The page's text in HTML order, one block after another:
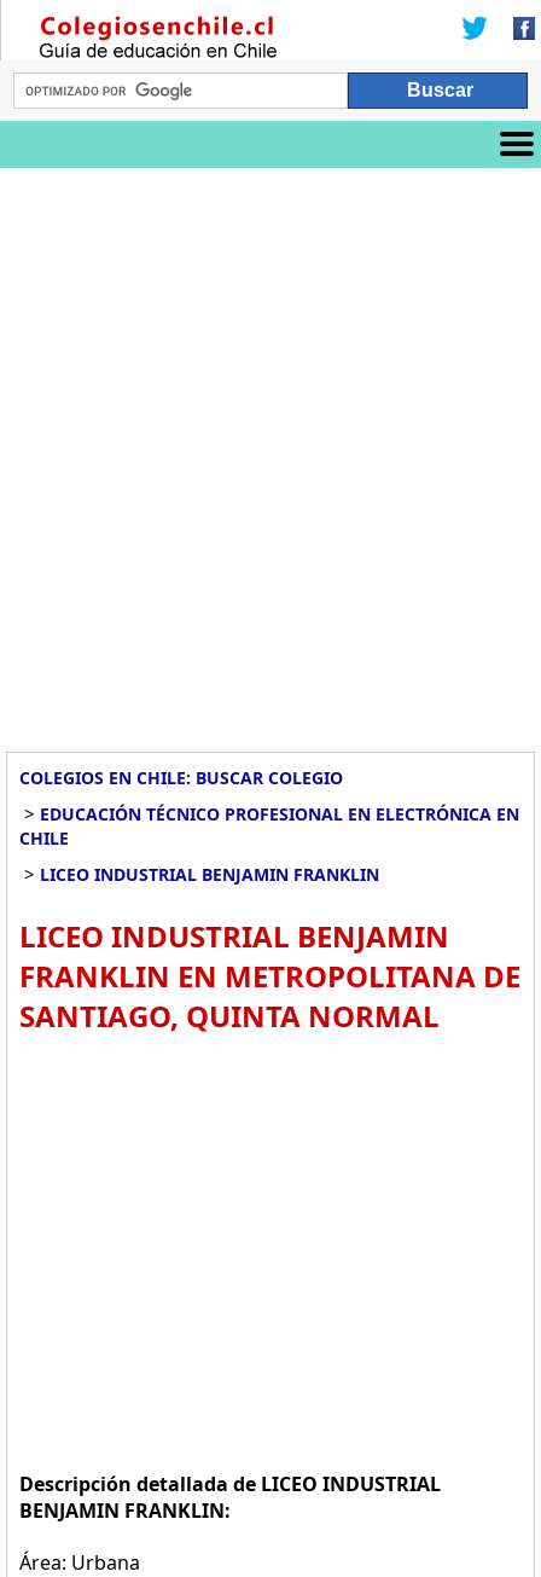
COLEGIOS EN CHILE: BUSCAR COLEGIO
> EDUCACIÓN TÉCNICO PROFESIONAL EN ELECTRÓNICA EN
CHILE
> LICEO INDUSTRIAL BENJAMIN FRANKLIN
LICEO INDUSTRIAL BENJAMIN
FRANKLIN EN METROPOLITANA DE
SANTIAGO, QUINTA NORMAL
Descripción detallada de LICEO INDUSTRIAL
BENJAMIN FRANKLIN:
Área: Urbana